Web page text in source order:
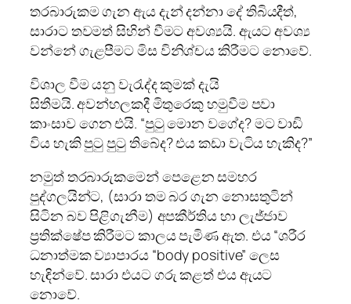
තරබාරුකම ගැන ඇය දැන් දන්නා දේ තිබියදීත්,
සාරාට තවමත් සිහින් වීමට අවශ්‍යයි. ඇයට අවශ්‍ය
වන්නේ ගැළපීමට මිස විනිශ්චය කිරීමට නොවේ.
විශාල වීම යනු වැරැද්ද කුමක් දැයි
සිතීමයි. අවන්හලකදී මිතුරෙකු හමුවීම පවා
කාංසාව ගෙන එයි. “පුටු මොන වගේද? මට වාඩි
විය හැකි පුටු පුටු තිබේද? එය කඩා වැටිය හැකිද?”
නමුත් තරබාරුකමෙන් පෙළෙන සමහර
පුද්ගලයින්ට, (සාරා තම බර ගැන නොසතුටින්
සිටින බව පිළිගැනීම) අපකීර්තිය හා ලැජ්ජාව
ප්‍රතික්ෂේප කිරීමට කාලය පැමිණ ඇත. එය “ශරීර
ධනාත්මක ව්‍යාපාරය “body positive” ලෙස
හැඳින්වේ. සාරා එයට ගරු කළත් එය ඇයට
නොවේ.